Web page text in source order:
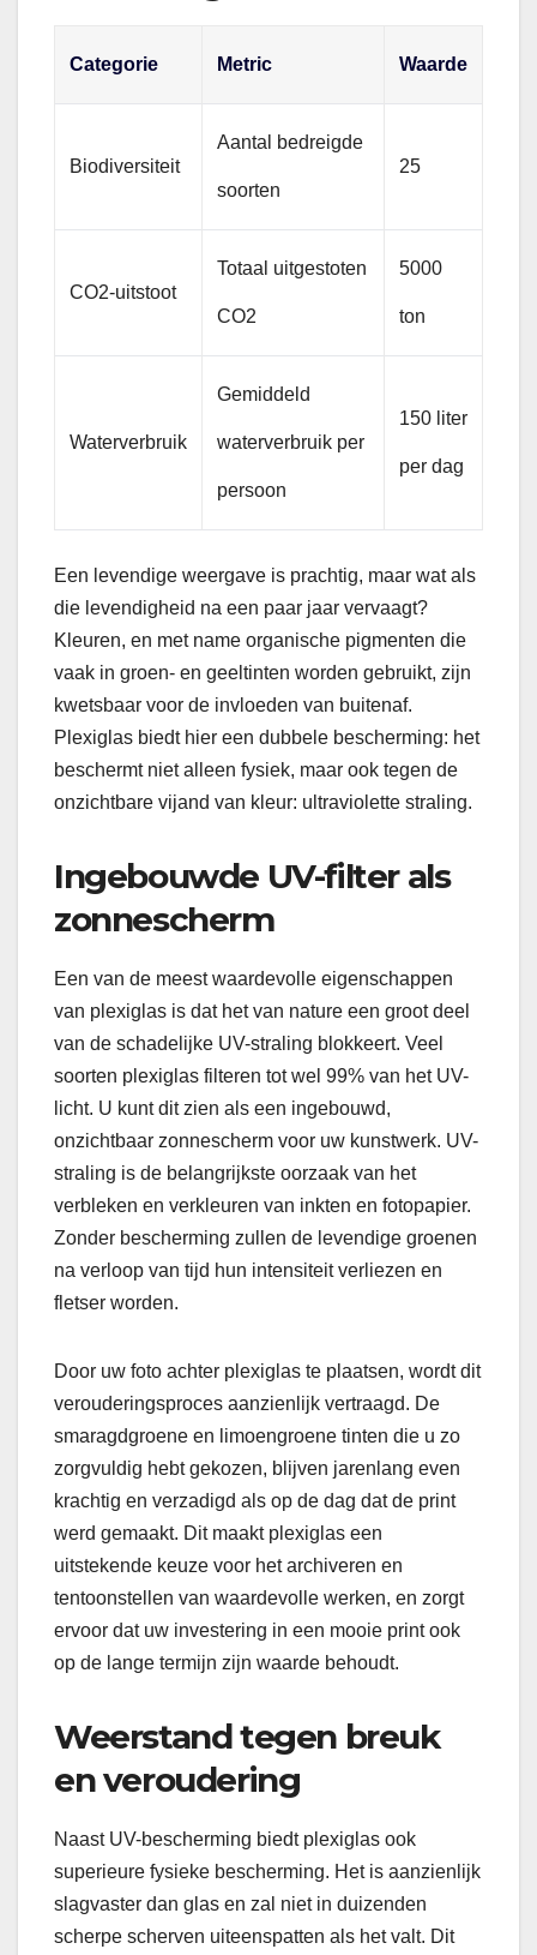
Categorie Metric Waarde
Biodiversiteit
Aantal bedreigde
soorten
25
CO2-uitstoot
Totaal uitgestoten
CO2
5000
ton
Waterverbruik
Gemiddeld
waterverbruik per
persoon
150 liter
per dag
Een levendige weergave is prachtig, maar wat als
die levendigheid na een paar jaar vervaagt?
Kleuren, en met name organische pigmenten die
vaak in groen- en geeltinten worden gebruikt, zijn
kwetsbaar voor de invloeden van buitenaf.
Plexiglas biedt hier een dubbele bescherming: het
beschermt niet alleen fysiek, maar ook tegen de
onzichtbare vijand van kleur: ultraviolette straling.
Ingebouwde UV-filter als
zonnescherm
Een van de meest waardevolle eigenschappen
van plexiglas is dat het van nature een groot deel
van de schadelijke UV-straling blokkeert. Veel
soorten plexiglas filteren tot wel 99% van het UV-
licht. U kunt dit zien als een ingebouwd,
onzichtbaar zonnescherm voor uw kunstwerk. UV-
straling is de belangrijkste oorzaak van het
verbleken en verkleuren van inkten en fotopapier.
Zonder bescherming zullen de levendige groenen
na verloop van tijd hun intensiteit verliezen en
fletser worden.
Door uw foto achter plexiglas te plaatsen, wordt dit
verouderingsproces aanzienlijk vertraagd. De
smaragdgroene en limoengroene tinten die u zo
zorgvuldig hebt gekozen, blijven jarenlang even
krachtig en verzadigd als op de dag dat de print
werd gemaakt. Dit maakt plexiglas een
uitstekende keuze voor het archiveren en
tentoonstellen van waardevolle werken, en zorgt
ervoor dat uw investering in een mooie print ook
op de lange termijn zijn waarde behoudt.
Weerstand tegen breuk
en veroudering
Naast UV-bescherming biedt plexiglas ook
superieure fysieke bescherming. Het is aanzienlijk
slagvaster dan glas en zal niet in duizenden
scherpe scherven uiteenspatten als het valt. Dit